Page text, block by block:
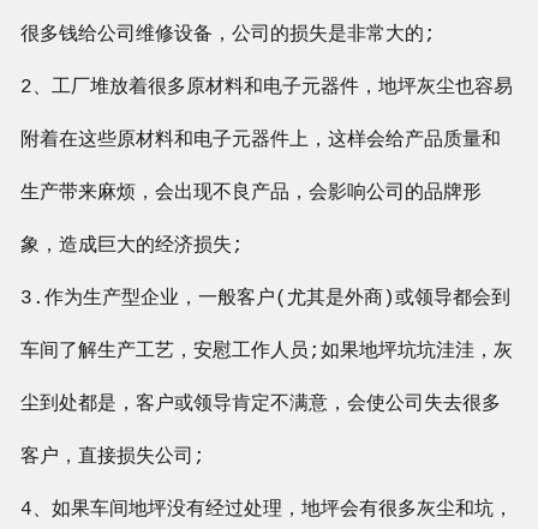
很多钱给公司维修设备，公司的损失是非常大的;
2、工厂堆放着很多原材料和电子元器件，地坪灰尘也容易
附着在这些原材料和电子元器件上，这样会给产品质量和
生产带来麻烦，会出现不良产品，会影响公司的品牌形
象，造成巨大的经济损失;
3.作为生产型企业，一般客户(尤其是外商)或领导都会到
车间了解生产工艺，安慰工作人员;如果地坪坑坑洼洼，灰
尘到处都是，客户或领导肯定不满意，会使公司失去很多
客户，直接损失公司;
4、如果车间地坪没有经过处理，地坪会有很多灰尘和坑，